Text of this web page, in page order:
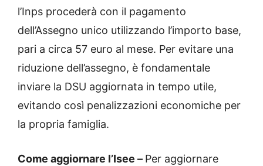
l’Inps procederà con il pagamento
dell’Assegno unico utilizzando l’importo base,
pari a circa 57 euro al mese. Per evitare una
riduzione dell’assegno, è fondamentale
inviare la DSU aggiornata in tempo utile,
evitando così penalizzazioni economiche per
la propria famiglia.
Come aggiornare l’Isee – Per aggiornare